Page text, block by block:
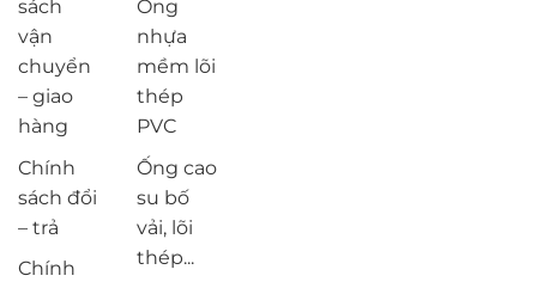
sách
vận
chuyển
– giao
hàng
Chính
sách đổi
– trả
Chính
Ống
nhựa
mềm lõi
thép
PVC
Ống cao
su bố
vải, lõi
thép...